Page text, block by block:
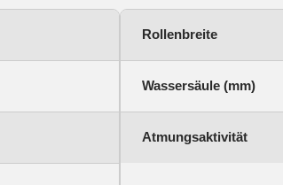
Rollenbreite
Wassersäule (mm)
Atmungsaktivität